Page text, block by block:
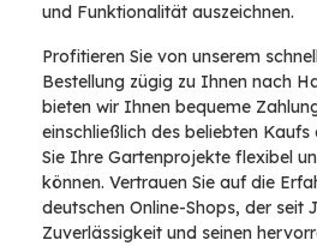
und Funktionalität auszeichnen.
Profitieren Sie von unserem
Bestellung zügig zu Ihnen nach
bieten wir Ihnen bequeme
einschließlich des beliebten
Sie Ihre Gartenprojekte flexibel
können. Vertrauen Sie auf die
deutschen Online-Shops, der seit
Zuverlässigkeit und seinen